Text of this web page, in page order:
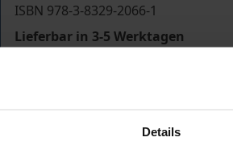
Details
ISBN 978-3-8329-2066-1
Lieferbar in 3-5 Werktagen
Preisangaben inkl. MwSt. Abhängig von
In den Warenkorb Zur